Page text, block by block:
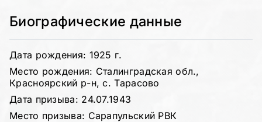
Биографические данные
Дата рождения: 1925 г.
Место рождения: Сталинградская обл.,
Красноярский р-н, с. Тарасово
Дата призыва: 24.07.1943
Место призыва: Сарапульский РВК